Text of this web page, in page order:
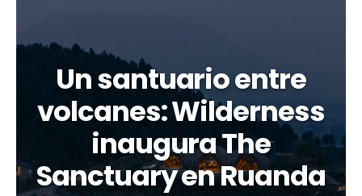
Un santuario entre
volcanes: Wilderness
inaugura The
Sanctuary en Ruanda